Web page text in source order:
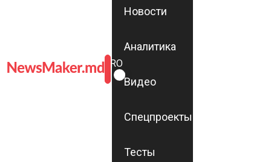
ROMÂNĂ
RU
Новости
Аналитика
Видео
Спецпроекты
Тесты